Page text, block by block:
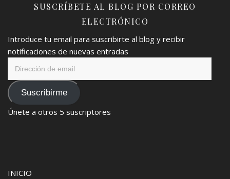
SUSCRÍBETE AL BLOG POR CORREO
ELECTRÓNICO
Introduce tu email para suscribirte al blog y recibir
notificaciones de nuevas entradas
emailSuscribirme
Únete a otros 5 suscriptores
INICIO